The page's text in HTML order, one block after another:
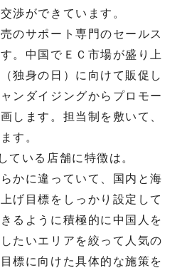
渉ができています。
のサポート専門のセールス
。中国でＥＣ市場が盛り上
独身の日）に向けて販促し
ンダイジングからプロモー
します。担当制を敷いて、
す。
いる店舗に特徴は。
かに違っていて、国内と海
げ目標をしっかり設定して
るように積極的に中国人を
たいエリアを絞って人気の
標に向けた具体的な施策を